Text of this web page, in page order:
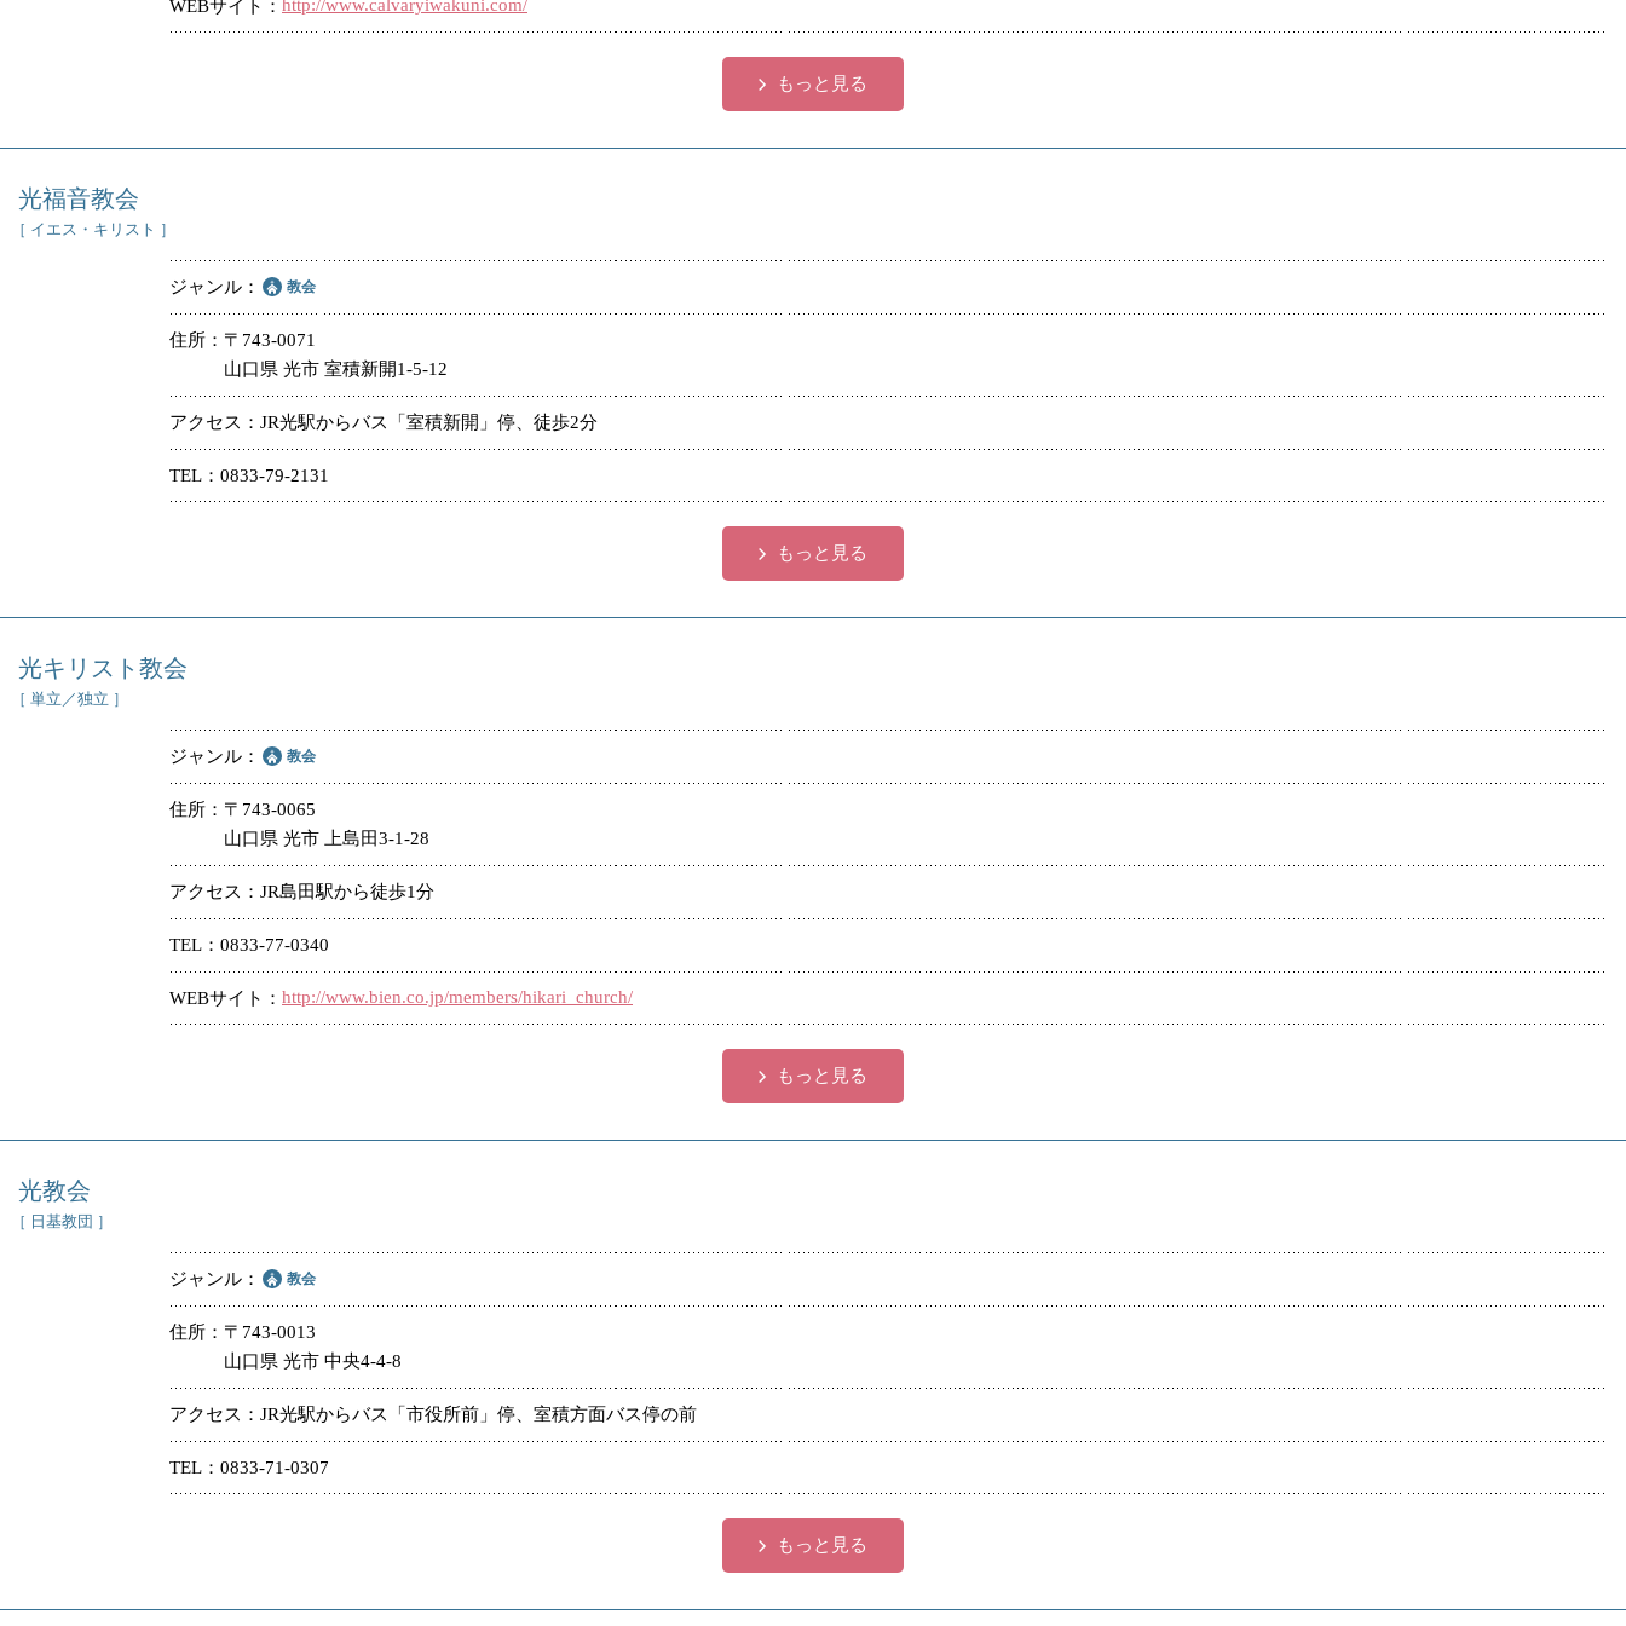
WEBサイト http://www.calvaryiwakuni.com/
もっと見る
光福音教会
［ イエス・キリスト ］
ジャンル 教会
住所
〒743-0071
山口県 光市 室積新開1-5-12
アクセス JR光駅からバス「室積新開」停、徒歩2分
TEL 0833-79-2131
もっと見る
光キリスト教会
［ 単立／独立 ］
ジャンル 教会
住所
〒743-0065
山口県 光市 上島田3-1-28
アクセス JR島田駅から徒歩1分
TEL 0833-77-0340
WEBサイト http://www.bien.co.jp/members/hikari_church/
もっと見る
光教会
［ 日基教団 ］
ジャンル 教会
住所
〒743-0013
山口県 光市 中央4-4-8
アクセス JR光駅からバス「市役所前」停、室積方面バス停の前
TEL 0833-71-0307
もっと見る